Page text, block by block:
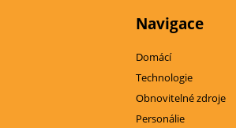
Navigace
Domácí
Technologie
Obnovitelné zdroje
Personálie